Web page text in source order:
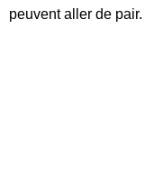
peuvent aller de pair.